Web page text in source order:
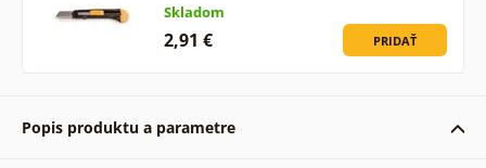
Skladom
2,91 € PRIDAŤ
Popis produktu a parametre